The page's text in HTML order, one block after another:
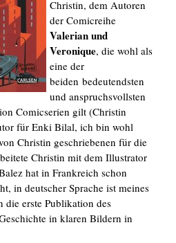
Christin, dem Autoren
der Comicreihe
Valerian und
Veronique, die wohl als
eine der
beiden bedeutendsten
und anspruchsvollsten
Comicserien gilt (Christin
für Enki Bilal, ich bin wohl
Christin geschriebenen für die
Christin mit dem Illustrator
hat in Frankreich schon
in deutscher Sprache ist meines
die erste Publikation des
in klaren Bildern in